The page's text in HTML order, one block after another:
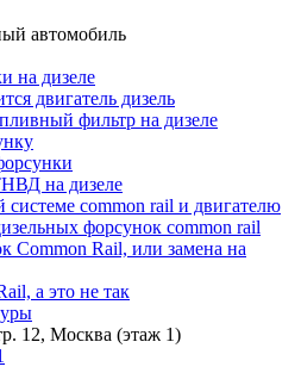
автомобиль
на дизеле
двигатель дизель
фильтр на дизеле
на дизеле
common rail и двигателю
форсунок common rail
Common Rail, или замена на
а это не так
12, Москва (этаж 1)